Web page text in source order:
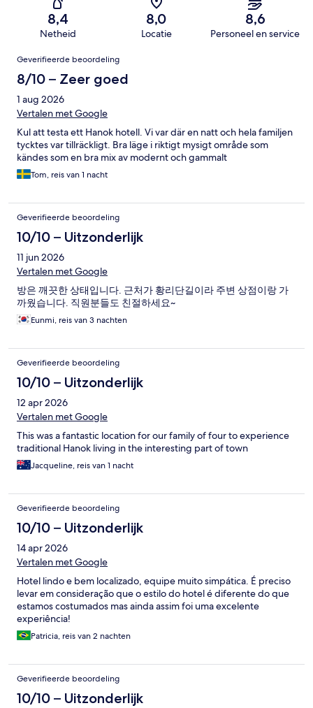
8,4
Netheid
8,0
Locatie
8,6
Personeel en service
Beoordelingen
Geverifieerde beoordeling
8/10 – Zeer goed
1 aug 2026
Vertalen met Google
Kul att testa ett Hanok hotell. Vi var där en natt och hela familjen
tycktes var tillräckligt. Bra läge i riktigt mysigt område som
kändes som en bra mix av modernt och gammalt
Tom, reis van 1 nacht
Geverifieerde beoordeling
10/10 – Uitzonderlijk
11 jun 2026
Vertalen met Google
방은 깨끗한 상태입니다. 근처가 황리단길이라 주변 상점이랑 가
까웠습니다. 직원분들도 친절하세요~
Eunmi, reis van 3 nachten
Geverifieerde beoordeling
10/10 – Uitzonderlijk
12 apr 2026
Vertalen met Google
This was a fantastic location for our family of four to experience
traditional Hanok living in the interesting part of town
Jacqueline, reis van 1 nacht
Geverifieerde beoordeling
10/10 – Uitzonderlijk
14 apr 2026
Vertalen met Google
Hotel lindo e bem localizado, equipe muito simpática. É preciso
levar em consideração que o estilo do hotel é diferente do que
estamos costumados mas ainda assim foi uma excelente
experiência!
Patricia, reis van 2 nachten
Geverifieerde beoordeling
10/10 – Uitzonderlijk